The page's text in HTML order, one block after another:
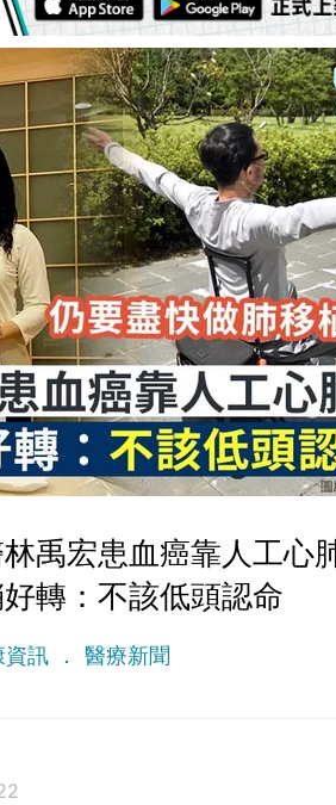
林禹宏患血癌靠人工心
轉：不該低頭認命
資訊 醫療新聞